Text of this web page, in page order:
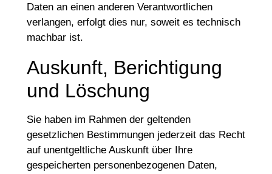
Daten an einen anderen Verantwortlichen
verlangen, erfolgt dies nur, soweit es technisch
machbar ist.
Auskunft, Berichtigung
und Löschung
Sie haben im Rahmen der geltenden
gesetzlichen Bestimmungen jederzeit das Recht
auf unentgeltliche Auskunft über Ihre
gespeicherten personenbezogenen Daten,